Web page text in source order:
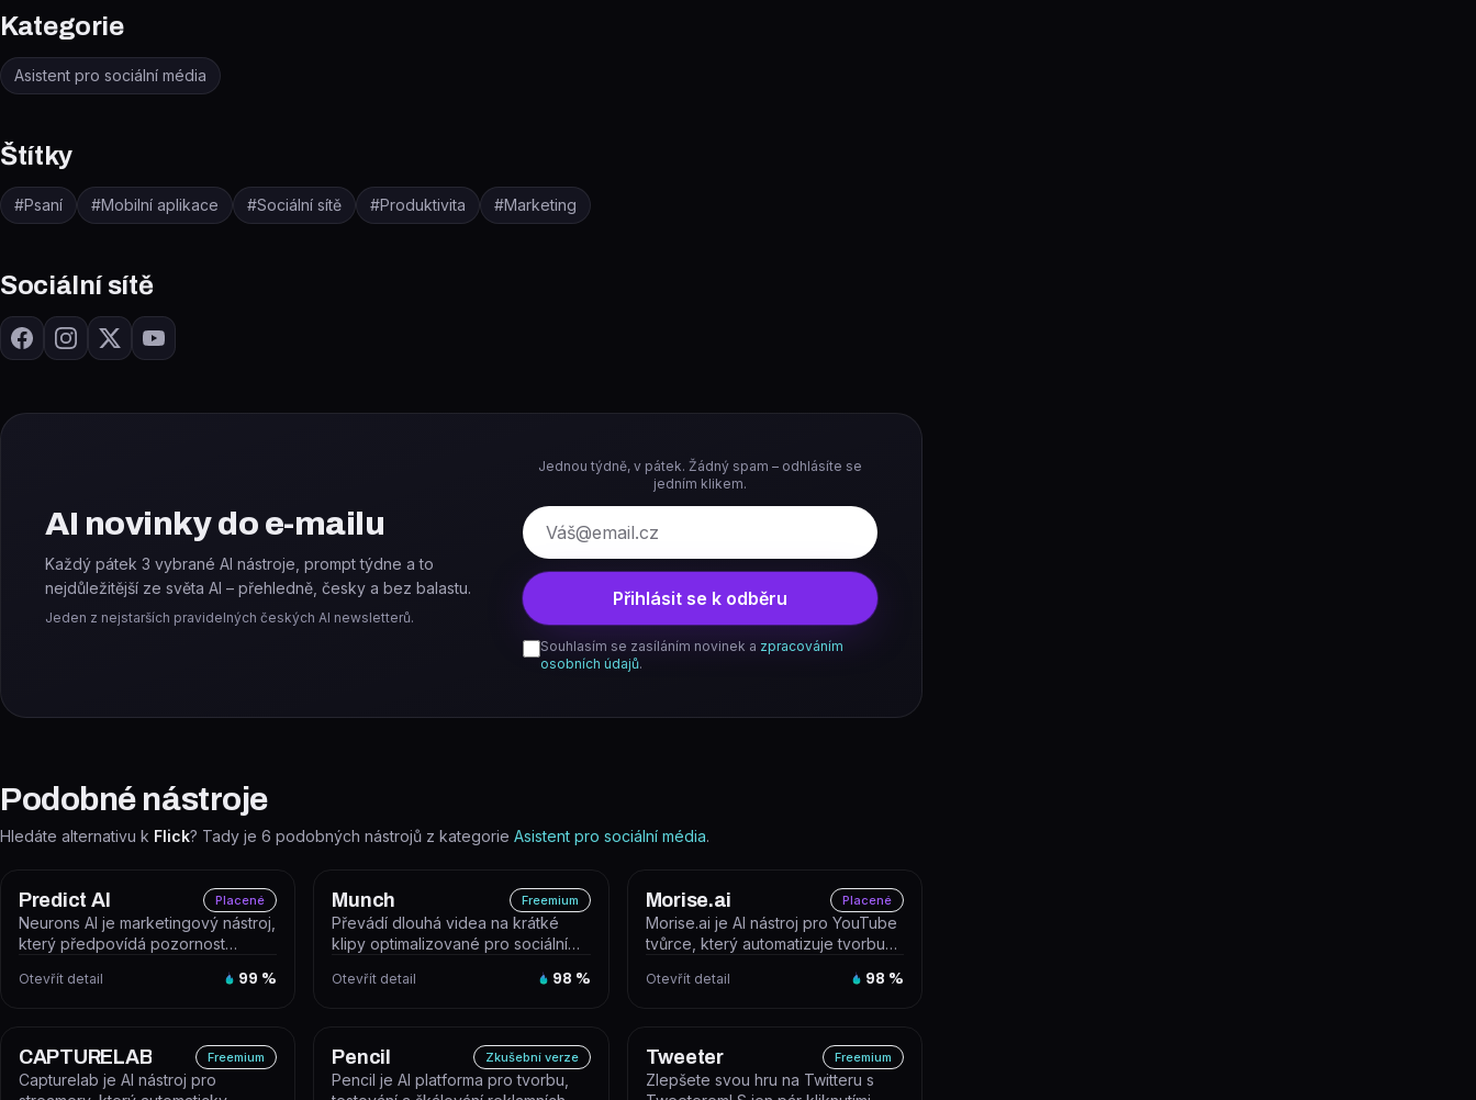
Kategorie
Asistent pro sociální média
Štítky
#Psaní #Mobilní aplikace #Sociální sítě #Produktivita #Marketing
Sociální sítě
AI novinky do e-mailu
Každý pátek 3 vybrané AI nástroje, prompt týdne a to
nejdůležitější ze světa AI – přehledně, česky a bez balastu.
Jeden z nejstarších pravidelných českých AI newsletterů.
Jednou týdně, v pátek. Žádný spam – odhlásíte se
jedním klikem.
E-mail
Přihlásit se k odběru
Souhlasím se zasíláním novinek a zpracováním
osobních údajů.
Podobné nástroje
Hledáte alternativu k Flick? Tady je 6 podobných nástrojů z kategorie Asistent pro sociální média.
Predict AI Placené
Neurons AI je marketingový nástroj,
který předpovídá pozornost
Otevřít detail 99 %
Munch Freemium
Převádí dlouhá videa na krátké
klipy optimalizované pro sociální
Otevřít detail 98 %
Morise.ai Placené
Morise.ai je AI nástroj pro YouTube
tvůrce, který automatizuje tvorbu
Otevřít detail 98 %
CAPTURELAB Freemium
Capturelab je AI nástroj pro
Pencil Zkušební verze
Pencil je AI platforma pro tvorbu,
Tweeter Freemium
Zlepšete svou hru na Twitteru s